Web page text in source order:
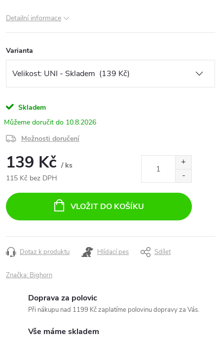
Detailní informace
Varianta
Skladem
10.8.2026
Možnosti doručení
139 Kč / ks
115 Kč bez DPH
cena:
VLOŽIT DO KOŠÍKU
Dotaz k produktu Hlídací pes Sdílet
Značka: Bighorn
Doprava za polovic
Při nákupu nad 1199 Kč zaplatíme polovinu dopravy za Vás.
Vše máme skladem